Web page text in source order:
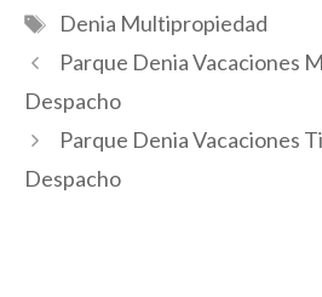
Etiquetas
Denia Multipropiedad
Parque Denia Vacaciones
Despacho
Parque Denia Vacaciones
Despacho